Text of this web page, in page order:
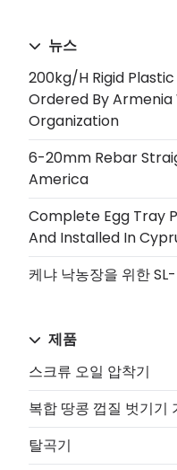
뉴스
200kg/h Rigid
Ordered By
Organization
6-20mm Rebar
America
Complete Egg Tray
And Installed In
케냐 낙농장을 위한
제품
스크류 오일 압착기
복합 땅콩 껍질 벗기기
탈곡기